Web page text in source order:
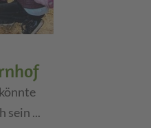
sein ...